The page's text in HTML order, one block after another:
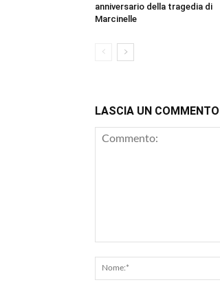
anniversario della tragedia di
Marcinelle
LASCIA UN COMMENTO